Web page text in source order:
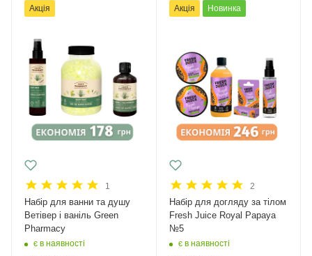
Акція
1
Набір для ванни та душу
Ветівер і ваніль Green
Pharmacy
є в наявності
Акція Новинка
2
Набір для догляду за тілом
Fresh Juice Royal Papaya
№5
є в наявності